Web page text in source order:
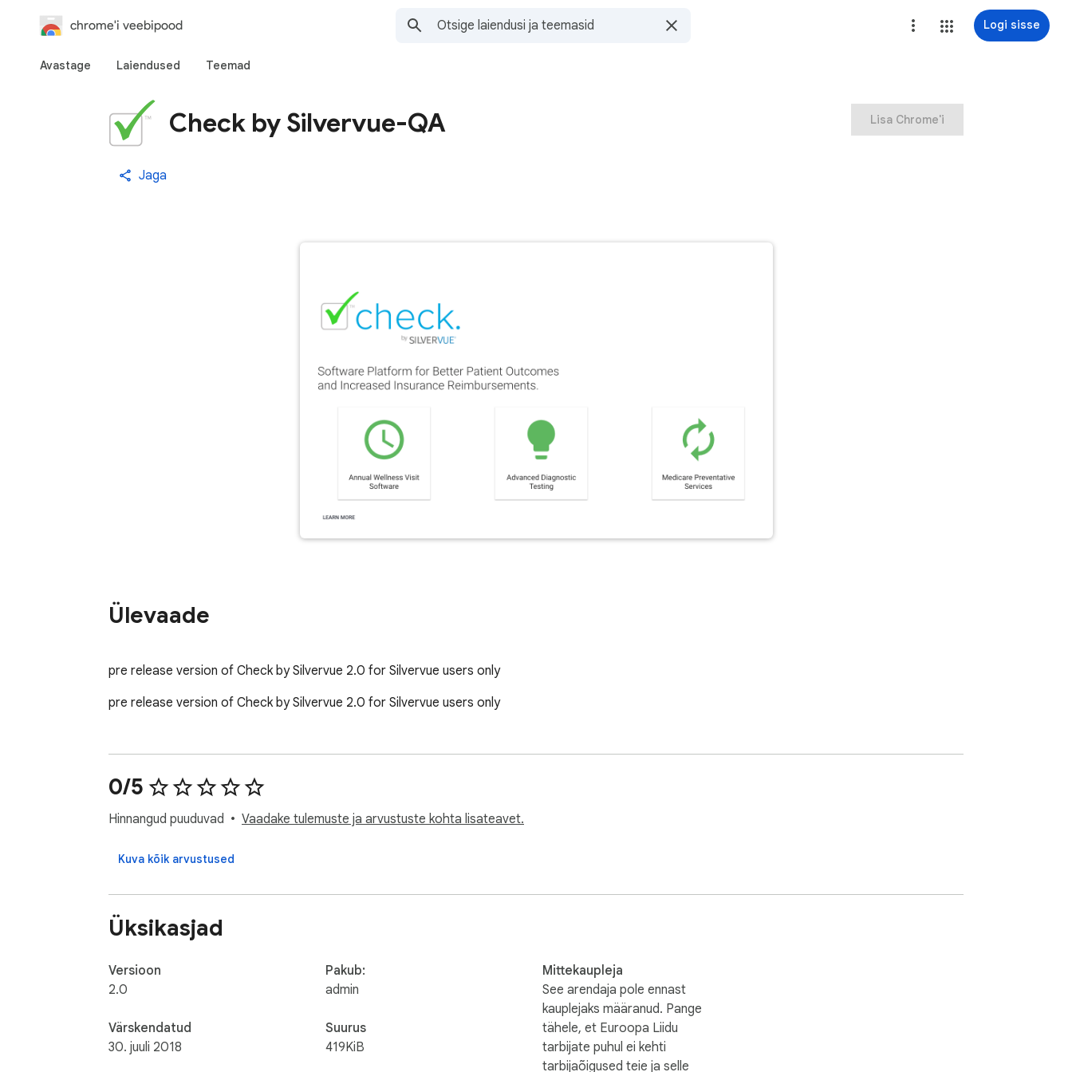
chrome'i veebipood Logi sisse
Avastage Laiendused Teemad
Check by Silvervue-QA
Jaga
Lisa Chrome'i
Ülevaade
pre release version of Check by Silvervue 2.0 for Silvervue users only
pre release version of Check by Silvervue 2.0 for Silvervue users only
0/5
Hinnangud puuduvad Vaadake tulemuste ja arvustuste kohta lisateavet.
Kuva kõik arvustused
Üksikasjad
Versioon
2.0
Värskendatud
30. juuli 2018
Pakub:
admin
Suurus
419KiB
Mittekaupleja
See arendaja pole ennast
kauplejaks määranud. Pange
tähele, et Euroopa Liidu
tarbijate puhul ei kehti
tarbijaõigused teie ja selle